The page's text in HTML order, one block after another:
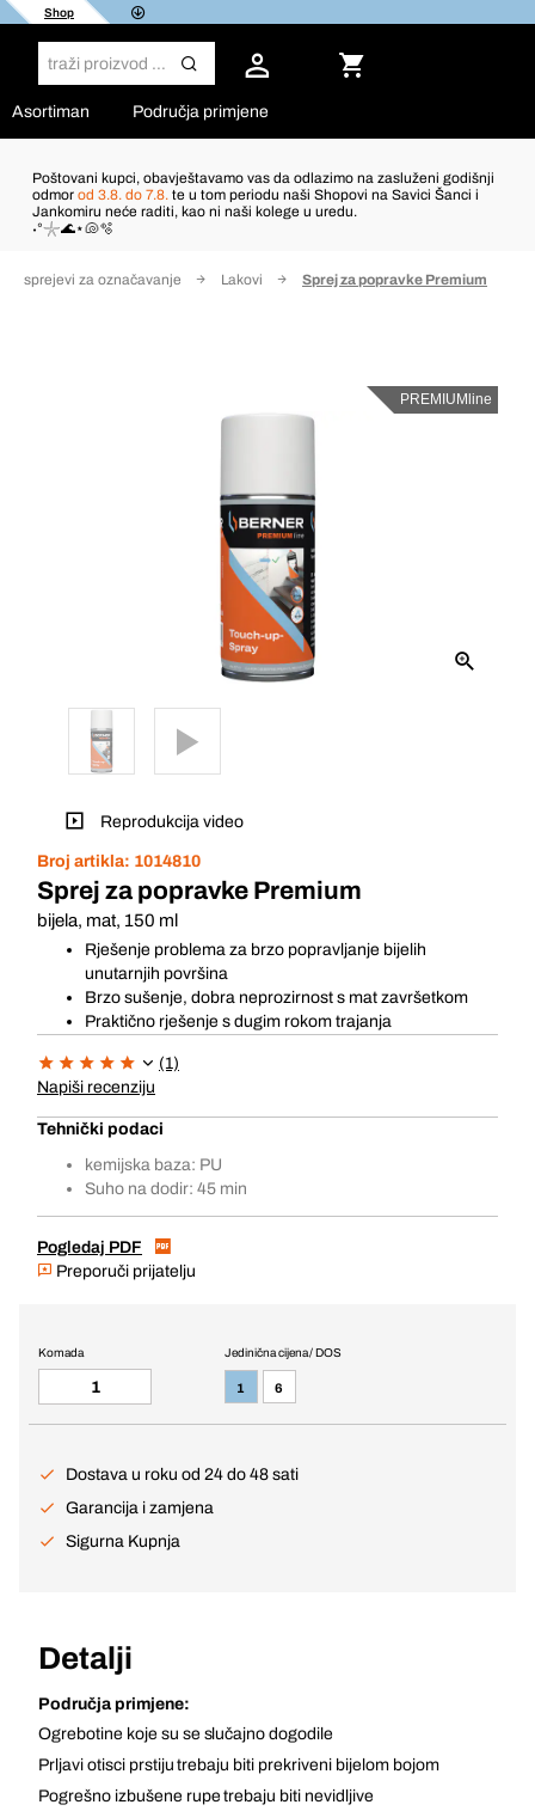
Shop
Asortiman Područja primjene
Poštovani kupci, obavještavamo vas da odlazimo na zasluženi godišnji
odmor od 3.8. do 7.8. te u tom periodu naši Shopovi na Savici Šanci i
Jankomiru neće raditi, kao ni naši kolege u uredu.
˖°𓇼🌊⋆🐚🫧
i sprejevi za označavanje Lakovi Sprej za popravke Premium
PREMIUMline
Reprodukcija video
Broj artikla: 1014810
Sprej za popravke Premium
bijela, mat, 150 ml
Rješenje problema za brzo popravljanje bijelih
unutarnjih površina
Brzo sušenje, dobra neprozirnost s mat završetkom
Praktično rješenje s dugim rokom trajanja
(1)
Napiši recenziju
Tehnički podaci
kemijska baza: PU
Suho na dodir: 45 min
Pogledaj PDF
Preporuči prijatelju
Jedinična cijena / DOS
1 6
Komada
Dostava u roku od 24 do 48 sati
Garancija i zamjena
Sigurna Kupnja
Detalji
Područja primjene:
Ogrebotine koje su se slučajno dogodile
Prljavi otisci prstiju trebaju biti prekriveni bijelom bojom
Pogrešno izbušene rupe trebaju biti nevidljive